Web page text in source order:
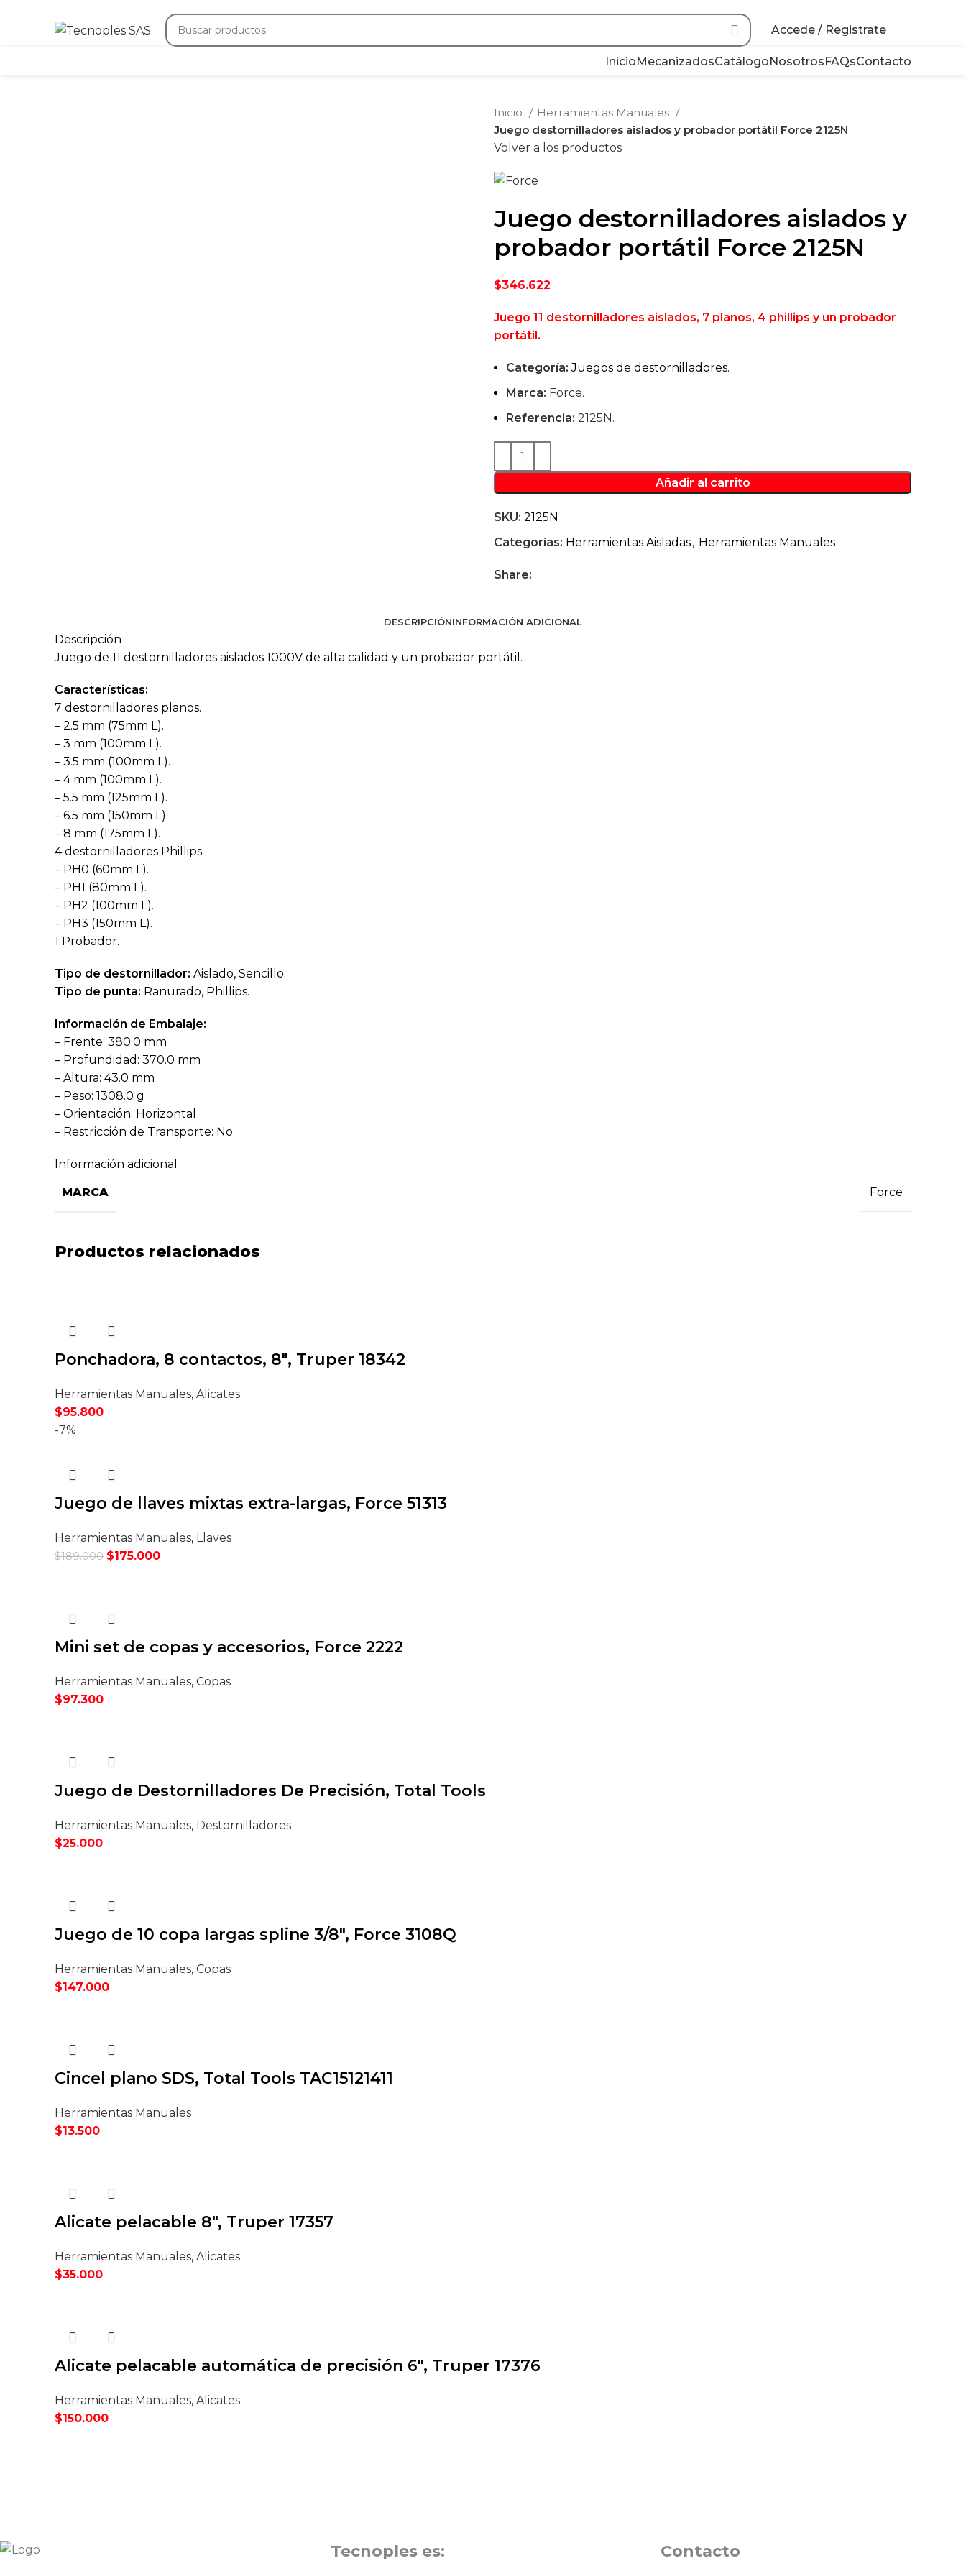
Accede / Registrate
InicioMecanizadosCatálogoNosotrosFAQsContacto
Inicio
Herramientas Manuales
Juego destornilladores aislados y probador portátil Force 2125N
Volver a los productos
Juego destornilladores aislados y
probador portátil Force 2125N
$346.622
Juego 11 destornilladores aislados, 7 planos, 4 phillips y un probador
portátil.
Categoría:Juegos de destornilladores.
Marca: Force.
Referencia: 2125N.
Añadir al carrito
SKU: 2125N
Categorías: Herramientas Aisladas, Herramientas Manuales
Share:
DESCRIPCIÓNINFORMACIÓN ADICIONAL
Descripción
Juego de 11 destornilladores aislados 1000V de alta calidad y un probador portátil.
Características:
7 destornilladores planos.
– 2.5 mm (75mm L).
– 3 mm (100mm L).
– 3.5 mm (100mm L).
– 4 mm (100mm L).
– 5.5 mm (125mm L).
– 6.5 mm (150mm L).
– 8 mm (175mm L).
4 destornilladores Phillips.
– PH0 (60mm L).
– PH1 (80mm L).
– PH2 (100mm L).
– PH3 (150mm L).
1 Probador.
Tipo de destornillador: Aislado, Sencillo.
Tipo de punta: Ranurado, Phillips.
Información de Embalaje:
– Frente: 380.0 mm
– Profundidad: 370.0 mm
– Altura: 43.0 mm
– Peso: 1308.0 g
– Orientación: Horizontal
– Restricción de Transporte: No
Información adicional
MARCA Force
Productos relacionados
Ponchadora, 8 contactos, 8″, Truper 18342
Herramientas Manuales, Alicates
$95.800
-7%
Juego de llaves mixtas extra-largas, Force 51313
Herramientas Manuales, Llaves
$189.000 El
$189.000.
$175.000El
Mini set de copas y accesorios, Force 2222
Herramientas Manuales, Copas
$97.300
Juego de Destornilladores De Precisión, Total Tools
Herramientas Manuales, Destornilladores
$25.000
Juego de 10 copa largas spline 3/8″, Force 3108Q
Herramientas Manuales, Copas
$147.000
Cincel plano SDS, Total Tools TAC15121411
Herramientas Manuales
$13.500
Alicate pelacable 8″, Truper 17357
Herramientas Manuales, Alicates
$35.000
Alicate pelacable automática de precisión 6″, Truper 17376
Herramientas Manuales, Alicates
$150.000
Tecnoples es: Contacto